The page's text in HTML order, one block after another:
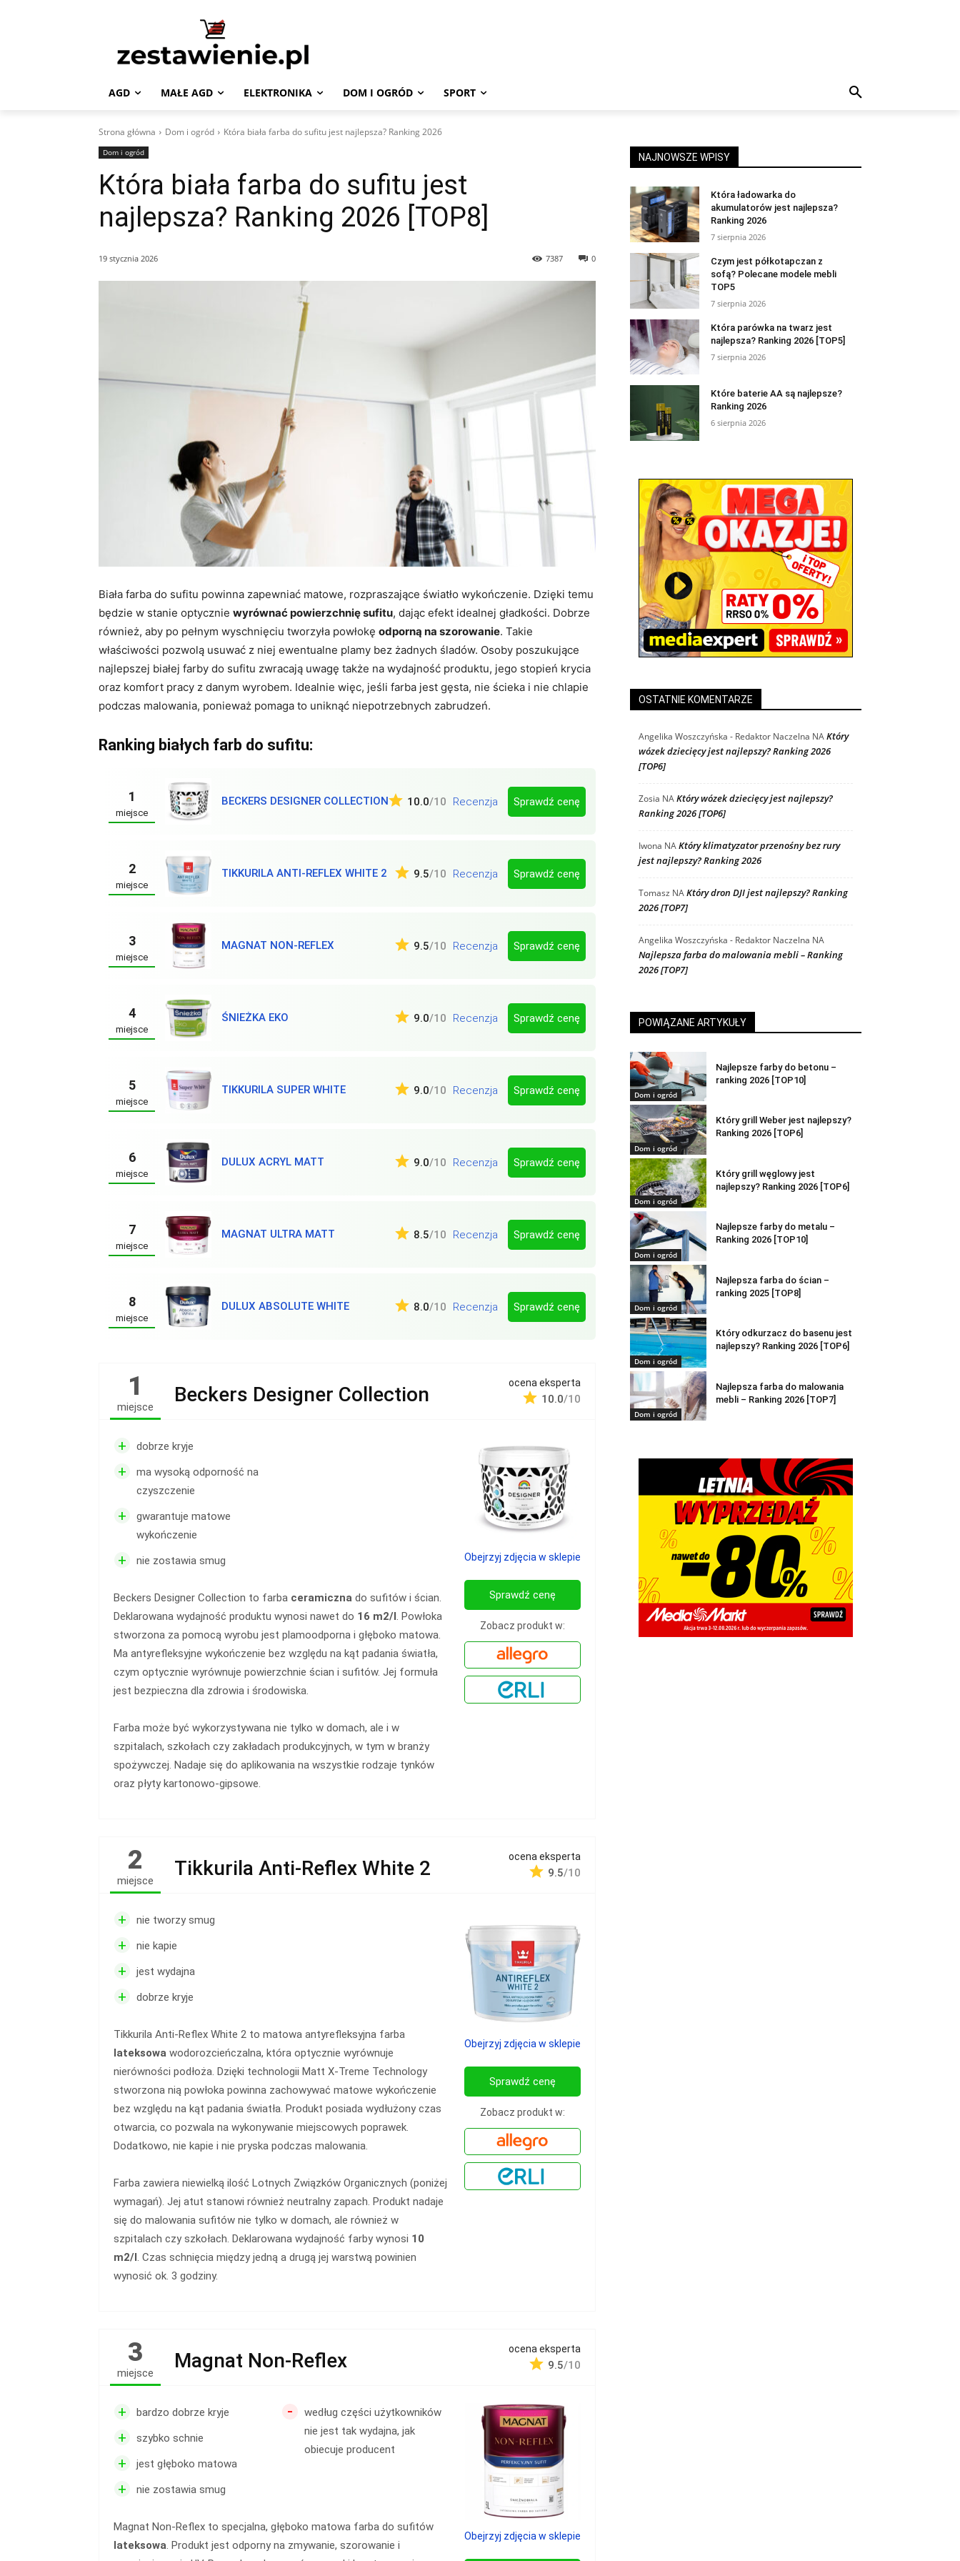
AGD MAŁE AGD ELEKTRONIKA DOM I OGRÓD SPORT
Strona główna Dom i ogród Która biała farba do sufitu jest najlepsza? Ranking 2026
Dom i ogród
Która biała farba do sufitu jest
najlepsza? Ranking 2026 [TOP8]
19 stycznia 2026 0
7387
Biała farba do sufitu powinna zapewniać matowe, rozpraszające światło wykończenie. Dzięki temu
będzie w stanie optycznie wyrównać powierzchnię sufitu, dając efekt idealnej gładkości. Dobrze
również, aby po pełnym wyschnięciu tworzyła powłokę odporną na szorowanie. Takie
właściwości pozwolą usuwać z niej ewentualne plamy bez żadnych śladów. Osoby poszukujące
najlepszej białej farby do sufitu zwracają uwagę także na wydajność produktu, jego stopień krycia
oraz komfort pracy z danym wyrobem. Idealnie więc, jeśli farba jest gęsta, nie ścieka i nie chlapie
podczas malowania, ponieważ pomaga to uniknąć niepotrzebnych zabrudzeń.
Ranking białych farb do sufitu:
1
miejsce
BECKERS DESIGNER COLLECTION 10.0/10 Recenzja Sprawdź cenę
2
miejsce
TIKKURILA ANTI-REFLEX WHITE 2 9.5/10 Recenzja Sprawdź cenę
3
miejsce
MAGNAT NON-REFLEX 9.5/10 Recenzja Sprawdź cenę
4
miejsce
ŚNIEŻKA EKO 9.0/10 Recenzja Sprawdź cenę
5
miejsce
TIKKURILA SUPER WHITE 9.0/10 Recenzja Sprawdź cenę
6
miejsce
DULUX ACRYL MATT 9.0/10 Recenzja Sprawdź cenę
7
miejsce
MAGNAT ULTRA MATT 8.5/10 Recenzja Sprawdź cenę
8
miejsce
DULUX ABSOLUTE WHITE 8.0/10 Recenzja Sprawdź cenę
1
miejsce
Beckers Designer Collection ocena eksperta
10.0/10
+ dobrze kryje
+
ma wysoką odporność na
czyszczenie
+
gwarantuje matowe
wykończenie
+ nie zostawia smug
Beckers Designer Collection to farba ceramiczna do sufitów i ścian.
Deklarowana wydajność produktu wynosi nawet do 16 m2/l. Powłoka
stworzona za pomocą wyrobu jest plamoodporna i głęboko matowa.
Ma antyrefleksyjne wykończenie bez względu na kąt padania światła,
czym optycznie wyrównuje powierzchnie ścian i sufitów. Jej formuła
jest bezpieczna dla zdrowia i środowiska.
Farba może być wykorzystywana nie tylko w domach, ale i w
szpitalach, szkołach czy zakładach produkcyjnych, w tym w branży
spożywczej. Nadaje się do aplikowania na wszystkie rodzaje tynków
oraz płyty kartonowo-gipsowe.
Obejrzyj zdjęcia w sklepie
Sprawdź cenę
Zobacz produkt w:
2
miejsce
Tikkurila Anti-Reflex White 2 ocena eksperta
9.5/10
+ nie tworzy smug
+ nie kapie
+ jest wydajna
+ dobrze kryje
Tikkurila Anti-Reflex White 2 to matowa antyrefleksyjna farba
lateksowa wodorozcieńczalna, która optycznie wyrównuje
nierówności podłoża. Dzięki technologii Matt X-Treme Technology
stworzona nią powłoka powinna zachowywać matowe wykończenie
bez względu na kąt padania światła. Produkt posiada wydłużony czas
otwarcia, co pozwala na wykonywanie miejscowych poprawek.
Dodatkowo, nie kapie i nie pryska podczas malowania.
Farba zawiera niewielką ilość Lotnych Związków Organicznych (poniżej
wymagań). Jej atut stanowi również neutralny zapach. Produkt nadaje
się do malowania sufitów nie tylko w domach, ale również w
szpitalach czy szkołach. Deklarowana wydajność farby wynosi 10
m2/l. Czas schnięcia między jedną a drugą jej warstwą powinien
wynosić ok. 3 godziny.
Obejrzyj zdjęcia w sklepie
Sprawdź cenę
Zobacz produkt w:
3
miejsce
Magnat Non-Reflex ocena eksperta
9.5/10
+ bardzo dobrze kryje
+ szybko schnie
+ jest głęboko matowa
+ nie zostawia smug
-
według części użytkowników
nie jest tak wydajna, jak
obiecuje producent
Magnat Non-Reflex to specjalna, głęboko matowa farba do sufitów
lateksowa. Produkt jest odporny na zmywanie, szorowanie i
Obejrzyj zdjęcia w sklepie
NAJNOWSZE WPISY
Która ładowarka do
akumulatorów jest najlepsza?
Ranking 2026
7 sierpnia 2026
Czym jest półkotapczan z
sofą? Polecane modele mebli
TOP5
7 sierpnia 2026
Która parówka na twarz jest
najlepsza? Ranking 2026 [TOP5]
7 sierpnia 2026
Które baterie AA są najlepsze?
Ranking 2026
6 sierpnia 2026
OSTATNIE KOMENTARZE
Angelika Woszczyńska - Redaktor Naczelna NAKtóry
wózek dziecięcy jest najlepszy? Ranking 2026
[TOP6]
Zosia NAKtóry wózek dziecięcy jest najlepszy?
Ranking 2026 [TOP6]
Iwona NAKtóry klimatyzator przenośny bez rury
jest najlepszy? Ranking 2026
Tomasz NAKtóry dron DJI jest najlepszy? Ranking
2026 [TOP7]
Angelika Woszczyńska - Redaktor Naczelna NA
Najlepsza farba do malowania mebli – Ranking
2026 [TOP7]
POWIĄZANE ARTYKUŁY
Dom i ogród
Najlepsze farby do betonu –
ranking 2026 [TOP10]
Dom i ogród
Który grill Weber jest najlepszy?
Ranking 2026 [TOP6]
Dom i ogród
Który grill węglowy jest
najlepszy? Ranking 2026 [TOP6]
Dom i ogród
Najlepsze farby do metalu –
Ranking 2026 [TOP10]
Dom i ogród
Najlepsza farba do ścian –
ranking 2025 [TOP8]
Dom i ogród
Który odkurzacz do basenu jest
najlepszy? Ranking 2026 [TOP6]
Dom i ogród
Najlepsza farba do malowania
mebli – Ranking 2026 [TOP7]